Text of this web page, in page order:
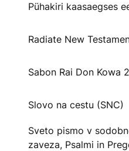
Pühakiri kaasaegses
Radiate New
Sabon Rai Don Kowa
Slovo na cestu (SNC)
Sveto pismo v
zaveza, Psalmi in